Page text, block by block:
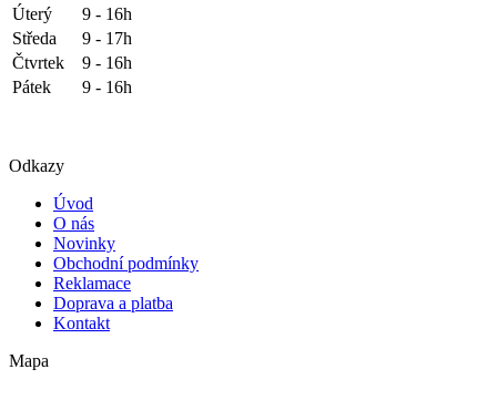
Úterý
9 - 16h
Středa
9 - 17h
Čtvrtek
9 - 16h
Pátek
9 - 16h
Odkazy
Úvod
O nás
Novinky
Obchodní podmínky
Reklamace
Doprava a platba
Kontakt
Mapa